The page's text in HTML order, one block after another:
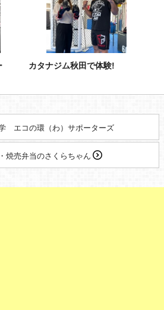
カタナジム秋田で体験!
エコの環（わ）サポーターズ
焼売弁当のさくらちゃん